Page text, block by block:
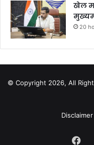
खेल
20
© Copyright 2026, All
Disclaimer